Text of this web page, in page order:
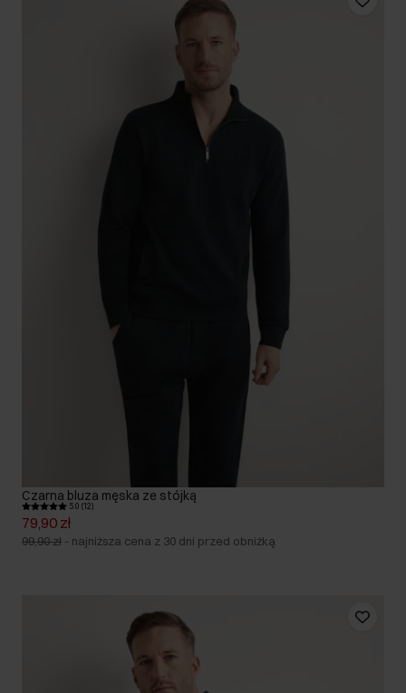
Czarna bluza męska ze stójką
5.0 (12)
79,90 zł
99,90 zł - najniższa cena z 30 dni przed obniżką